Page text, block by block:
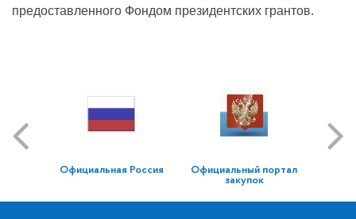
предоставленного Фондом президентских грантов.
Официальная Россия Официальный портал
закупок